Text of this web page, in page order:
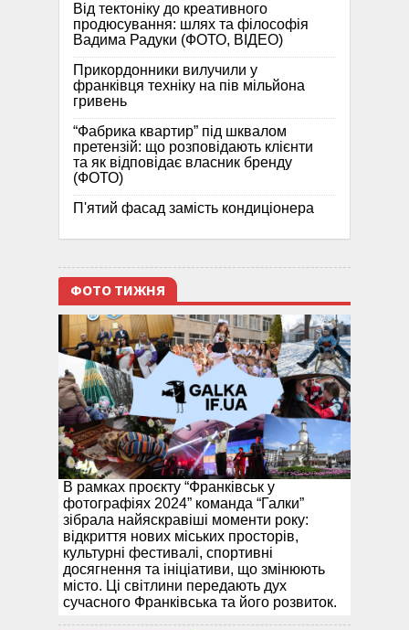
Від тектоніку до креативного
продюсування: шлях та філософія
Вадима Радуки (ФОТО, ВІДЕО)
Прикордонники вилучили у
франківця техніку на пів мільйона
гривень
“Фабрика квартир” під шквалом
претензій: що розповідають клієнти
та як відповідає власник бренду
(ФОТО)
П'ятий фасад замість кондиціонера
ФОТО ТИЖНЯ
В рамках проєкту “Франківськ у
фотографіях 2024” команда “Галки”
зібрала найяскравіші моменти року:
відкриття нових міських просторів,
культурні фестивалі, спортивні
досягнення та ініціативи, що змінюють
місто. Ці світлини передають дух
сучасного Франківська та його розвиток.